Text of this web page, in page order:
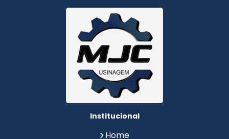
Manutenção de Máquina
Peças Usinadas
Serviço de Soldagem
Serviço de Usinagem
Serviço de Usinagem Pesada
Serviços de Usinagem CNC
Serviços de Usinagem de Peças
Serviços de Usinagem Tornearia e Solda
Usinagem
Usinagem Aluminio
Usinagem de Alta Precisão
Usinagem de Alumínio
Usinagem de Peças em Aço Inox
Institucional
Home